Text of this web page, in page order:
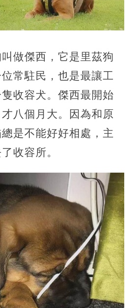
做傑西，它是里茲狗
常駐民，也是最讓工
收容犬。傑西最開始
八個月大。因為和原
是不能好好相處，主
收容所。